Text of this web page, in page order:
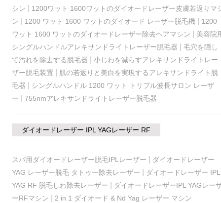
シン
1200ワット 1600ワットのダイオードレーザー皮膚若返りマ
ン
1200 ワット 1600 ワットのダイオード レーザー脱毛機
1200
ワット 1600 ワットのダイオードレーザー除去ヘアマシン
美容院
シングルハンドルアレキサンドライトレーザー脱毛器
毛穴を隠し
て汚れを除去する脱毛器
小じわを減らすアレキサンドライトレー
ザー脱毛装置
肌の若返りと美白を実現するアレキサンドライト脱
毛器
シングルハンドル 1200 ワット トリプル波長サロン レーザ
ー
755nmアレキサンドライトレーザー脱毛器
ダイオードレーザー IPL YAGレーザー RF
スパ用ダイオードレーザー脱毛IPLレーザー
ダイオードレーザー
YAG レーザー脱毛 タトゥー除去レーザー
ダイオードレーザー IPL
YAG RF 脱毛しわ除去レーザー
ダイオードレーザーIPL YAGレー
ーRFマシン
2 in 1 ダイオード & Nd Yag レーザー マシン